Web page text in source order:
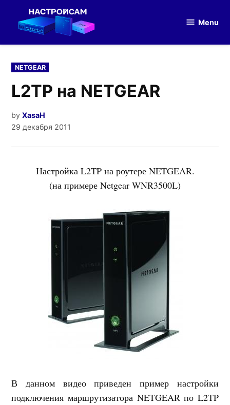
оборудования
Menu
POSTED
IN
NETGEAR
L2TP на NETGEAR
by XasaH
29 декабря 2011
Настройка L2TP на роутере NETGEAR.
(на примере Netgear WNR3500L)
В данном видео приведен пример настройки
подключения маршрутизатора NETGEAR по L2TP